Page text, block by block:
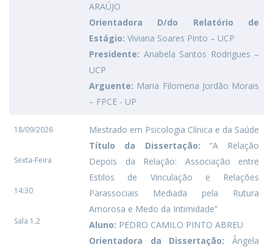
ARAÚJO
Orientadora D/do Relatório de
Estágio: Viviana Soares Pinto – UCP
Presidente: Anabela Santos Rodrigues –
UCP
Arguente: Maria Filomena Jordão Morais
– FPCE - UP
18/09/2026
Sexta-Feira
14:30
Sala 1.2
Mestrado em Psicologia Clínica e da Saúde
Título da Dissertação: “A Relação
Depois da Relação: Associação entre
Estilos de Vinculação e Relações
Parassociais Mediada pela Rutura
Amorosa e Medo da Intimidade”
Aluno: PEDRO CAMILO PINTO ABREU
Orientadora da Dissertação: Ângela